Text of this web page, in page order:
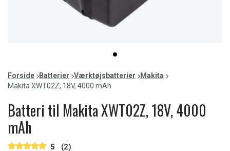
item
0
of
1
Forside Batterier Værktøjsbatterier
Makita
Makita XWT02Z, 18V, 4000 mAh
Batteri til Makita XWT02Z, 18V, 4000
mAh
5 (2)